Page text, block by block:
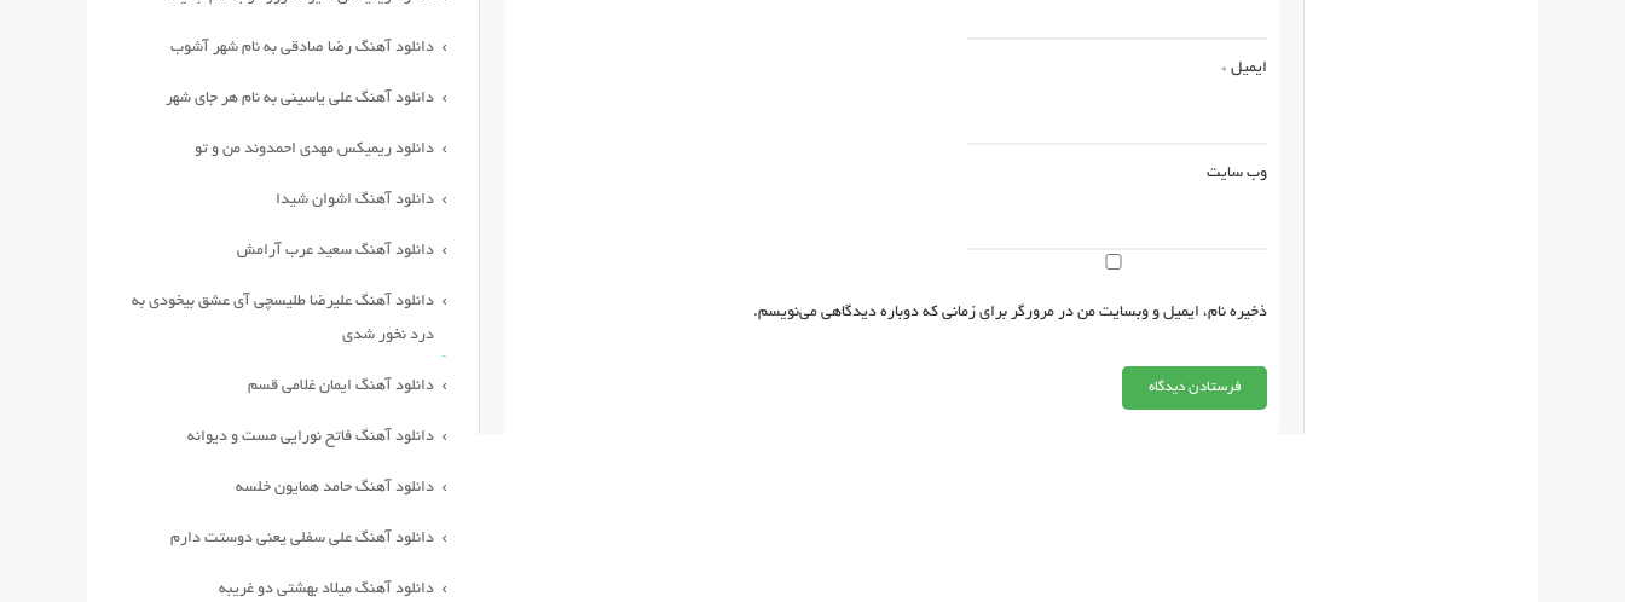
ایمیل *
وب‌ سایت
ذخیره نام، ایمیل و وبسایت من در مرورگر برای زمانی که دوباره دیدگاهی می‌نویسم.
دانلود آهنگ رضا صادقی به نام شهر آشوب
دانلود آهنگ علی یاسینی به نام هر جای شهر
دانلود ریمیکس مهدی احمدوند من و تو
دانلود آهنگ اشوان شیدا
دانلود آهنگ سعید عرب آرامش
دانلود آهنگ علیرضا طلیسچی آی عشق بیخودی به
درد نخور شدی
دانلود آهنگ ایمان غلامی قسم
دانلود آهنگ فاتح نورایی مست و دیوانه
دانلود آهنگ حامد همایون خلسه
دانلود آهنگ علی سفلی یعنی دوستت دارم
دانلود آهنگ میلاد بهشتی دو غریبه